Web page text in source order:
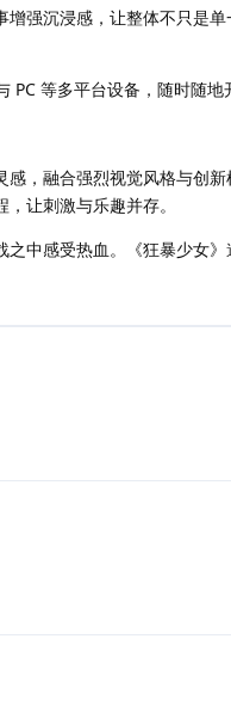
强沉浸感，让整体不只是单
等多平台设备，随时随地
感，融合强烈视觉风格与创
让刺激与乐趣并存。
中感受热血。《狂暴少女